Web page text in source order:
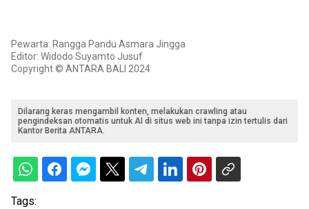
Pewarta: Rangga Pandu Asmara Jingga
Editor: Widodo Suyamto Jusuf
Copyright © ANTARA BALI 2024
Dilarang keras mengambil konten, melakukan crawling atau
pengindeksan otomatis untuk AI di situs web ini tanpa izin tertulis dari
Kantor Berita ANTARA.
Tags: